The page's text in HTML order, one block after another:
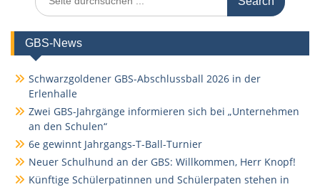
for:
GBS-News
Schwarzgoldener GBS-Abschlussball 2026 in der
Erlenhalle
Zwei GBS-Jahrgänge informieren sich bei „Unternehmen
an den Schulen“
6e gewinnt Jahrgangs-T-Ball-Turnier
Neuer Schulhund an der GBS: Willkommen, Herr Knopf!
Künftige Schülerpatinnen und Schülerpaten stehen in